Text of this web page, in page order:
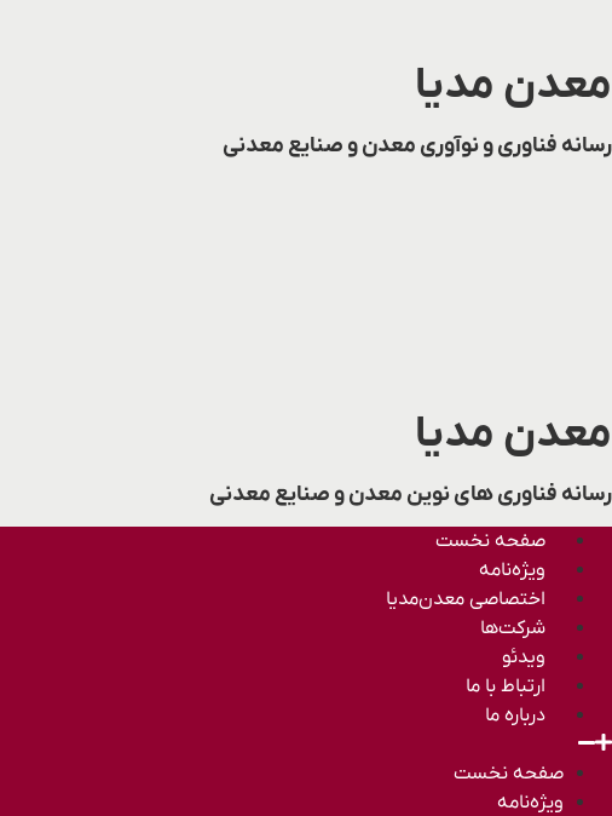
محتوا
معدن مدیا
رسانه فناوری و نوآوری معدن و صنایع معدنی
معدن مدیا
رسانه فناوری های نوین معدن و صنایع معدنی
صفحه نخست
ویژه‌نامه
اختصاصی معدن‌مدیا
شرکت‌ها
ویدئو
ارتباط با ما
درباره ما
صفحه نخست
ویژه‌نامه